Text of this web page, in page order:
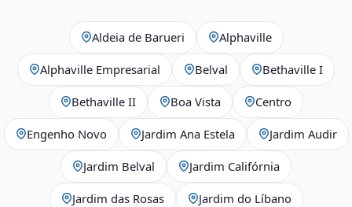
Aldeia de Barueri Alphaville
Alphaville Empresarial Belval Bethaville I
Bethaville II Boa Vista Centro
Engenho Novo Jardim Ana Estela Jardim Audir
Jardim Belval Jardim Califórnia
Jardim das Rosas Jardim do Líbano